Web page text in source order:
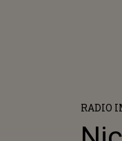
RADIO